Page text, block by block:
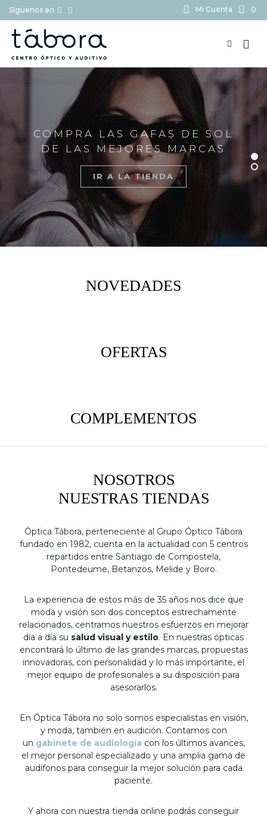
Síguenos en Mi Cuenta 0
COMPRA LAS GAFAS DE SOL
DE LAS MEJORES MARCAS
IR A LA TIENDA
NOVEDADES
OFERTAS
COMPLEMENTOS
NOSOTROS
NUESTRAS TIENDAS
Óptica Tábora, perteneciente al Grupo Óptico Tábora
fundado en 1982, cuenta en la actualidad con 5 centros
repartidos entre Santiago de Compostela,
Pontedeume, Betanzos, Melide y Boiro.
La experiencia de estos más de 35 años nos dice que
moda y visión son dos conceptos estrechamente
relacionados, centramos nuestros esfuerzos en mejorar
día a día su salud visual y estilo. En nuestras ópticas
encontrará lo último de las grandes marcas, propuestas
innovadoras, con personalidad y lo más importante, el
mejor equipo de profesionales a su disposición para
asesorarlos.
En Óptica Tábora no solo somos especialistas en visión,
y moda, también en audición. Contamos con
un gabinete de audiología con los últimos avances,
el mejor personal especializado y una amplia gama de
audífonos para conseguir la mejor solución para cada
paciente.
Y ahora con nuestra tienda online podrás conseguir